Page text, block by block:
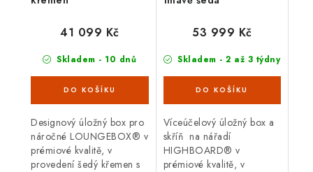
Skladem - 10 dnů
41 099 Kč
Designový úložný box pro
náročné LOUNGEBOX® v
prémiové kvalitě, v
provedení šedý křemen s
Skladem - 2 až 3 týdny
53 999 Kč
Víceúčelový úložný box a
skříň na nářadí
HIGHBOARD® v
prémiové kvalitě, v